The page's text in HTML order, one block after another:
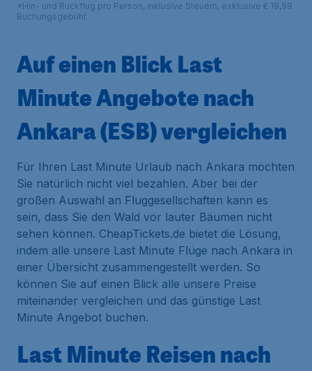
*Hin- und Rückflug pro Person, inklusive Steuern, exklusive € 19,99
Buchungsgebühr.
Auf einen Blick Last
Minute Angebote nach
Ankara (ESB) vergleichen
Für Ihren Last Minute Urlaub nach Ankara möchten
Sie natürlich nicht viel bezahlen. Aber bei der
großen Auswahl an Fluggesellschaften kann es
sein, dass Sie den Wald vor lauter Bäumen nicht
sehen können. CheapTickets.de bietet die Lösung,
indem alle unsere Last Minute Flüge nach Ankara in
einer Übersicht zusammengestellt werden. So
können Sie auf einen Blick alle unsere Preise
miteinander vergleichen und das günstige Last
Minute Angebot buchen.
Last Minute Reisen nach